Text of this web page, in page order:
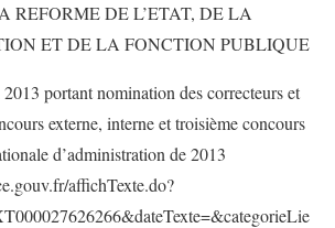
REFORME DE L’ETAT, DE LA
ET DE LA FONCTION PUBLIQUE
portant nomination des correcteurs et
externe, interne et troisième concours
d’administration de 2013
affichTexte.do?